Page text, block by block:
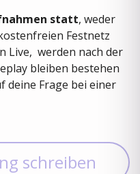
statt, weder
Festnetz
Live, werden nach der
bleiben bestehen
deine Frage bei einer
schreiben